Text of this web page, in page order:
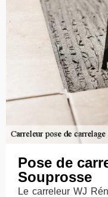
Pose de
Souprosse
Le carreleur WJ